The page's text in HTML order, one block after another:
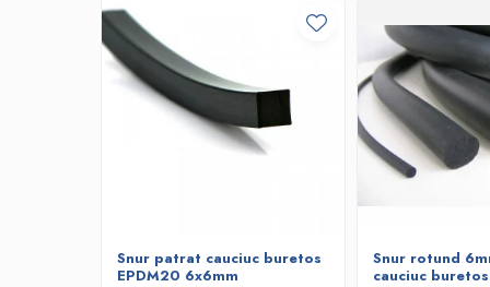
Conuri reflectorizante
Limitatore de viteza
Covorase de intrare
Snur patrat cauciuc buretos
EPDM20 6x6mm
Snur rotund
cauciuc